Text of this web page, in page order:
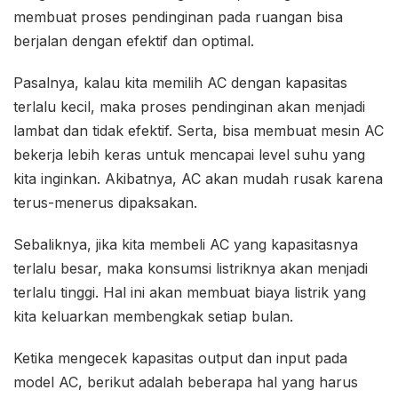
membuat proses pendinginan pada ruangan bisa
berjalan dengan efektif dan optimal.
Pasalnya, kalau kita memilih AC dengan kapasitas
terlalu kecil, maka proses pendinginan akan menjadi
lambat dan tidak efektif. Serta, bisa membuat mesin AC
bekerja lebih keras untuk mencapai level suhu yang
kita inginkan. Akibatnya, AC akan mudah rusak karena
terus-menerus dipaksakan.
Sebaliknya, jika kita membeli AC yang kapasitasnya
terlalu besar, maka konsumsi listriknya akan menjadi
terlalu tinggi. Hal ini akan membuat biaya listrik yang
kita keluarkan membengkak setiap bulan.
Ketika mengecek kapasitas output dan input pada
model AC, berikut adalah beberapa hal yang harus